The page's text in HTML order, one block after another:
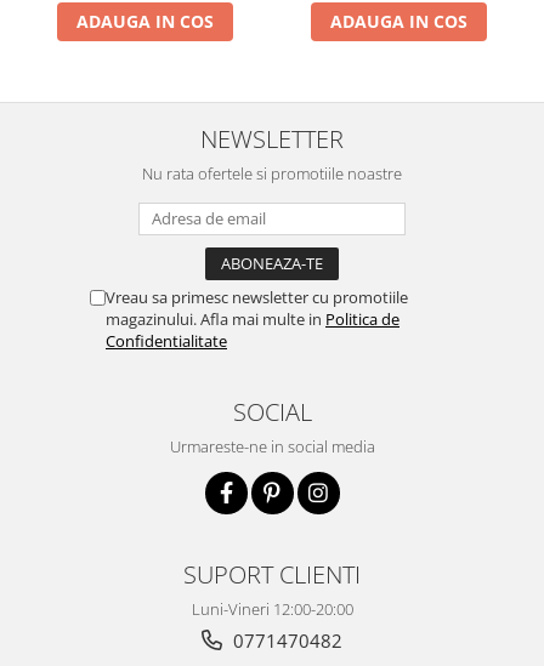
ADAUGA IN COS ADAUGA IN COS
NEWSLETTER
Nu rata ofertele si promotiile noastre
Vreau sa primesc newsletter cu promotiile
magazinului. Afla mai multe in Politica de
Confidentialitate
SOCIAL
Urmareste-ne in social media
SUPORT CLIENTI
Luni-Vineri 12:00-20:00
0771470482